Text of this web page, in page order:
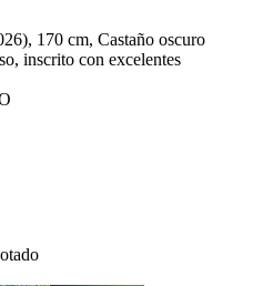
170 cm, Castaño oscuro
inscrito con excelentes